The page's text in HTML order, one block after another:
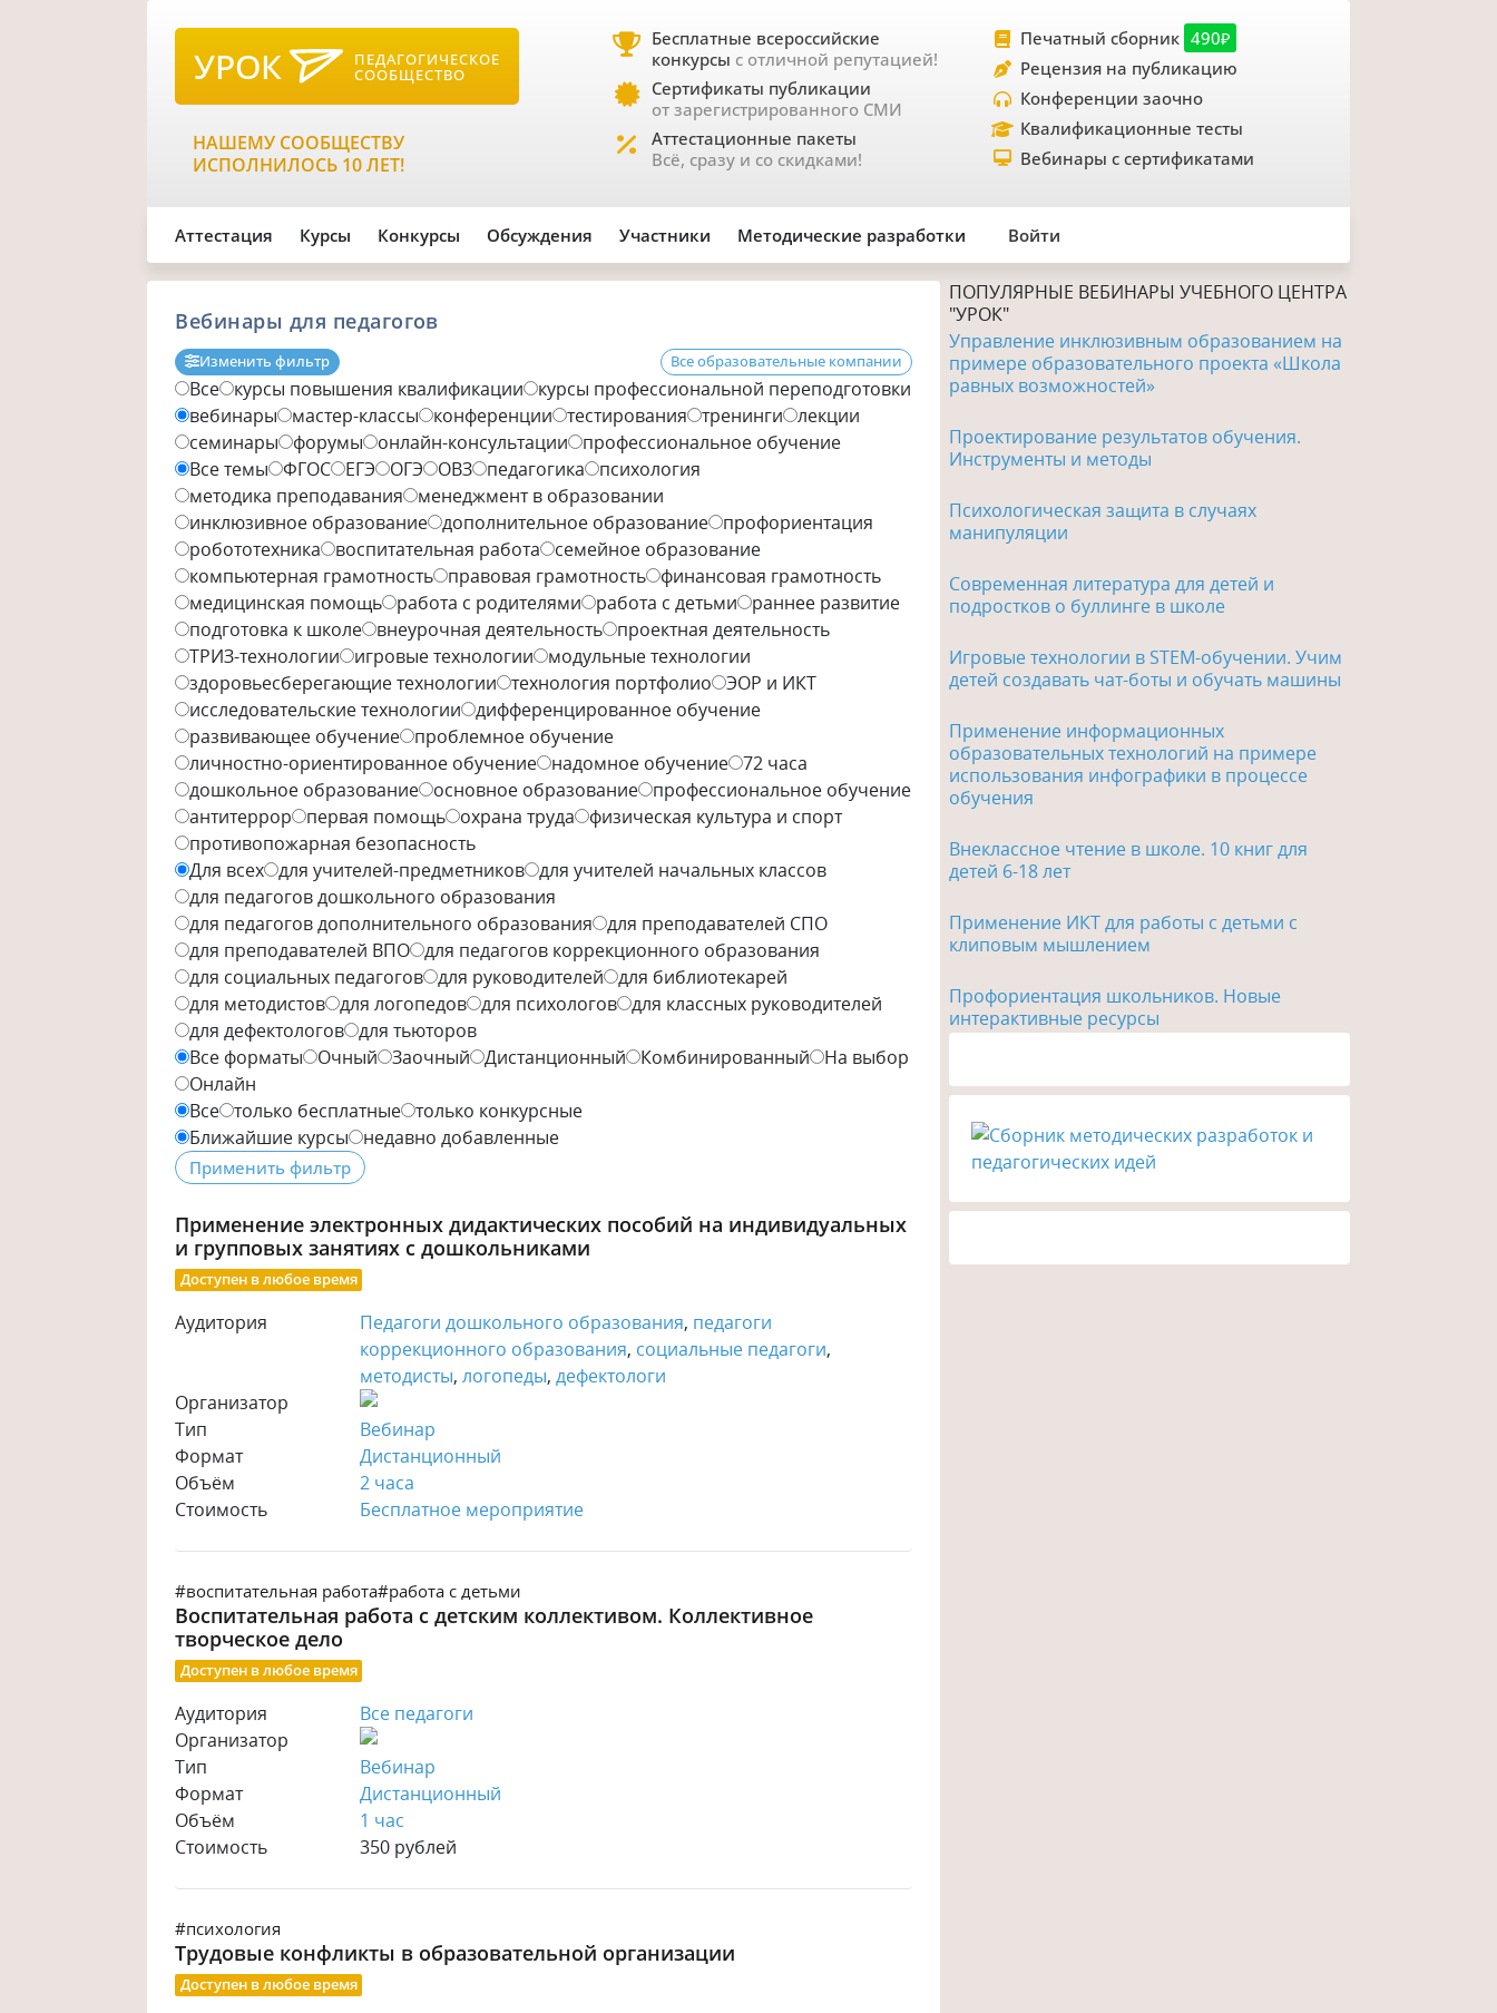
УРОК ПЕДАГОГИЧЕСКОЕ
СООБЩЕСТВО
НАШЕМУ СООБЩЕСТВУ
ИСПОЛНИЛОСЬ 10 ЛЕТ!
Бесплатные всероссийские
конкурсы с отличной репутацией!
Сертификаты публикации
от зарегистрированного СМИ
Аттестационные пакеты
Всё, сразу и со скидками!
Печатный сборник 490₽
Рецензия на публикацию
Конференции заочно
Квалификационные тесты
Вебинары с сертификатами
Аттестация Курсы Конкурсы Обсуждения Участники Методические разработки Войти
Вебинары для педагогов
Изменить фильтр Все образовательные компании
Все курсы повышения квалификации
курсы профессиональной переподготовки
вебинары
мастер-классы конференции тестирования тренинги лекции
семинары
форумы онлайн-консультации
профессиональное обучение
Все темы ФГОС ЕГЭ ОГЭ ОВЗ педагогика
психология
методика преподавания
менеджмент в образовании
инклюзивное образование дополнительное образование
профориентация
робототехника
воспитательная работа
семейное образование
компьютерная грамотность
правовая грамотность
финансовая грамотность
медицинская помощь
работа с родителями работа с детьми
раннее развитие
подготовка к школе
внеурочная деятельность
проектная деятельность
ТРИЗ-технологии
игровые технологии
модульные технологии
здоровьесберегающие технологии технология портфолио ЭОР и ИКТ
исследовательские технологии дифференцированное обучение
развивающее обучение
проблемное обучение
личностно-ориентированное обучение
надомное обучение 72 часа
дошкольное образование
основное образование
профессиональное обучение
антитеррор
первая помощь охрана труда
физическая культура и спорт
противопожарная безопасность
Для всех для учителей-предметников для учителей начальных классов
для педагогов дошкольного образования
для педагогов дополнительного образования для преподавателей СПО
для преподавателей ВПО для педагогов коррекционного образования
для социальных педагогов для руководителей для библиотекарей
для методистов для логопедов для психологов для классных руководителей
для дефектологов для тьюторов
Все форматы
Очный Заочный Дистанционный Комбинированный
На выбор
Онлайн
Все только бесплатные только конкурсные
Ближайшие курсы
недавно добавленные
Применение электронных дидактических пособий на индивидуальных
и групповых занятиях с дошкольниками
Доступен в любое время
Аудитория Педагоги дошкольного образования, педагоги
коррекционного образования, социальные педагоги,
методисты, логопеды, дефектологи
Организатор
Тип
Вебинар
Формат
Дистанционный
Объём
2 часа
Стоимость
Бесплатное мероприятие
#воспитательная работа#работа с детьми
Воспитательная работа с детским коллективом. Коллективное
творческое дело
Доступен в любое время
Аудитория
Все педагоги
Организатор
Тип
Вебинар
Формат
Дистанционный
Объём
1 час
Стоимость
350 рублей
#психология
Трудовые конфликты в образовательной организации
Доступен в любое время
ПОПУЛЯРНЫЕ ВЕБИНАРЫ УЧЕБНОГО ЦЕНТРА
"УРОК"
Управление инклюзивным образованием на
примере образовательного проекта «Школа
равных возможностей»
Проектирование результатов обучения.
Инструменты и методы
Психологическая защита в случаях
манипуляции
Современная литература для детей и
подростков о буллинге в школе
Игровые технологии в STEM-обучении. Учим
детей создавать чат-боты и обучать машины
Применение информационных
образовательных технологий на примере
использования инфографики в процессе
обучения
Внеклассное чтение в школе. 10 книг для
детей 6-18 лет
Применение ИКТ для работы с детьми с
клиповым мышлением
Профориентация школьников. Новые
интерактивные ресурсы